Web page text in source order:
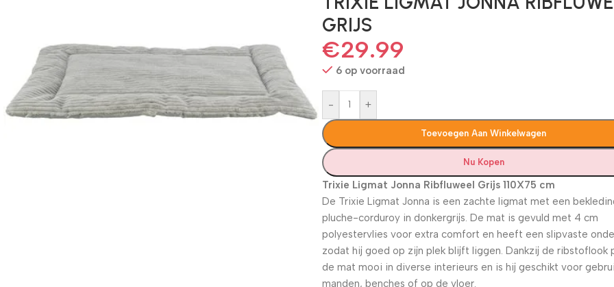
GRIJS
€29.99
6 op voorraad
- +
Toevoegen Aan Winkelwagen
Nu Kopen
Trixie Ligmat Jonna Ribfluweel Grijs 110X75 cm
De Trixie Ligmat Jonna is een zachte ligmat met een
pluche-corduroy in donkergrijs. De mat is gevuld met 4 cm
polyestervlies voor extra comfort en heeft een slipvaste
zodat hij goed op zijn plek blijft liggen. Dankzij de ribstoflook
de mat mooi in diverse interieurs en is hij geschikt voor
manden, benches of op de vloer.